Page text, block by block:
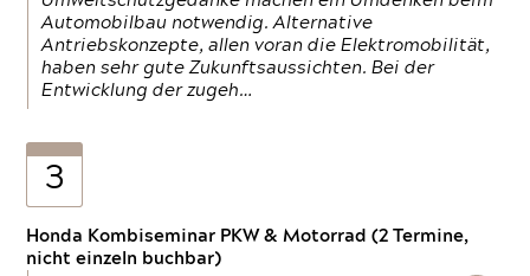
Automobilbau notwendig. Alternative
Antriebskonzepte, allen voran die Elektromobilität,
haben sehr gute Zukunftsaussichten. Bei der
Entwicklung der zugeh…
3
Honda Kombiseminar PKW & Motorrad (2 Termine,
nicht einzeln buchbar)